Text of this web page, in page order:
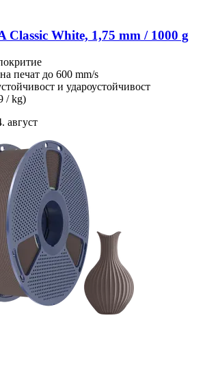
Classic White, 1,75 mm / 1000 g
печат до 600 mm/s
и удароустойчивост
/ kg)
август